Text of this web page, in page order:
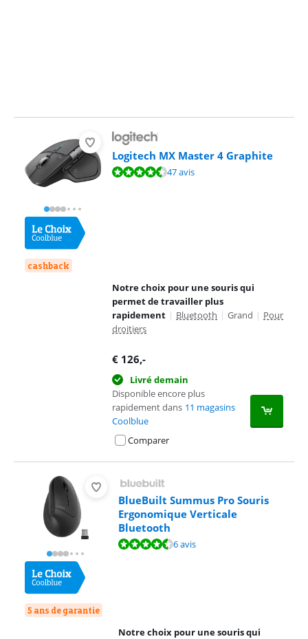
cashback
Logitech MX Master 4 Graphite
La note est de 9,3 sur 10, basée sur 47 avis.
47 avis
Notre choix pour une souris qui
permet de travailler plus
rapidement | Bluetooth | Grand | Pour
droitiers
€ 126,-
Livré demain
Disponible encore plus
rapidement dans 11 magasins
Coolblue
Comparer
5 ans de garantie
BlueBuilt Summus Pro Souris
Ergonomique Verticale
Bluetooth
La note est de 8,8 sur 10, basée sur 6 avis.6 avis
Notre choix pour une souris qui